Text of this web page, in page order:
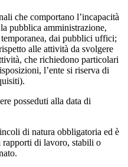
che comportano l’incapacità
pubblica amministrazione,
dai pubblici uffici;
alle attività da svolgere
che richiedono particolari
l’ente si riserva di
posseduti alla data di
di natura obbligatoria ed è
rapporti di lavoro, stabili o